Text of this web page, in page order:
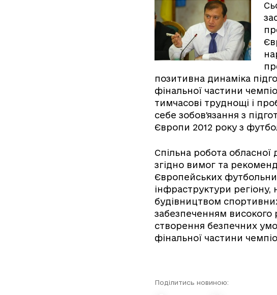
позитивна динаміка
фінальної частини
тимчасові труднощі і
себе зобов'язання з
Європи 2012 року з
Спільна робота обласної
згідно вимог та
Європейських
інфраструктури регіону,
будівництвом
забезпеченням високого
створення безпечних
фінальної частини
Поділитись новиною: